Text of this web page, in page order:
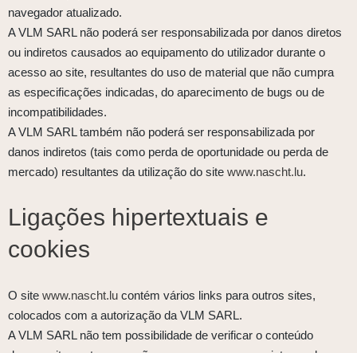
navegador atualizado.
A VLM SARL não poderá ser responsabilizada por danos diretos
ou indiretos causados ao equipamento do utilizador durante o
acesso ao site, resultantes do uso de material que não cumpra
as especificações indicadas, do aparecimento de bugs ou de
incompatibilidades.
A VLM SARL também não poderá ser responsabilizada por
danos indiretos (tais como perda de oportunidade ou perda de
mercado) resultantes da utilização do site www.nascht.lu.
Ligações hipertextuais e
cookies
O site www.nascht.lu contém vários links para outros sites,
colocados com a autorização da VLM SARL.
A VLM SARL não tem possibilidade de verificar o conteúdo